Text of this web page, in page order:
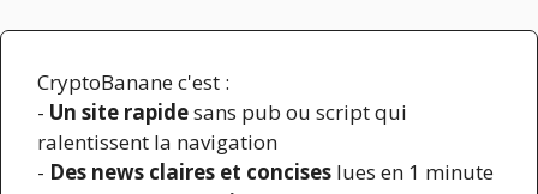
CryptoBanane c'est :
- Un site rapidesans pub ou script qui
ralentissent la navigation
- Des news claires et concises lues en 1 minute